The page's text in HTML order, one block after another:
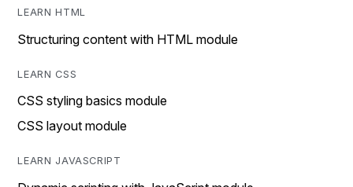
LEARN HTML
Structuring content with HTML module
LEARN CSS
CSS styling basics module
CSS layout module
LEARN JAVASCRIPT